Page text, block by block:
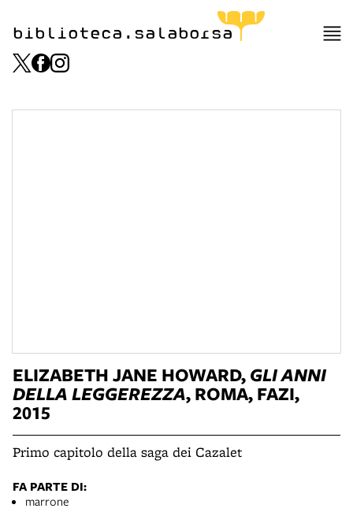
biblioteca.salaborsa
ELIZABETH JANE HOWARD,GLI ANNI
DELLA LEGGEREZZA, ROMA, FAZI,
2015
Primo capitolo della saga dei Cazalet
FA PARTE DI:
marrone